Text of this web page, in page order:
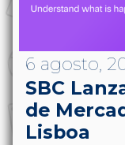
6 agosto,
SBC
de
Lisboa